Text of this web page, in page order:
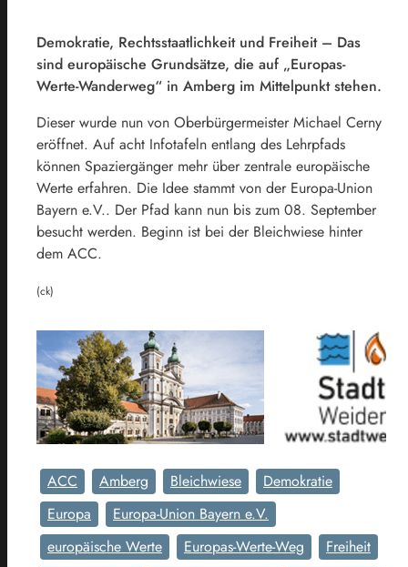
Demokratie, Rechtsstaatlichkeit und Freiheit – Das
sind europäische Grundsätze, die auf „Europas-
Werte-Wanderweg“ in Amberg im Mittelpunkt stehen.
Dieser wurde nun von Oberbürgermeister Michael Cerny
eröffnet. Auf acht Infotafeln entlang des Lehrpfads
können Spaziergänger mehr über zentrale europäische
Werte erfahren. Die Idee stammt von der Europa-Union
Bayern e.V.. Der Pfad kann nun bis zum 08. September
besucht werden. Beginn ist bei der Bleichwiese hinter
dem ACC.
(ck)
ACC Amberg Bleichwiese
Demokratie
Europa
Europa-Union Bayern e.V.
europäische Werte
Europas-Werte-Weg
Freiheit